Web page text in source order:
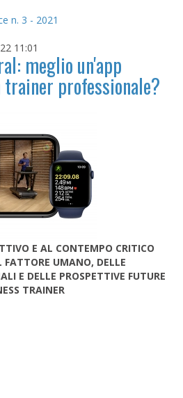
n. 3 - 2021
11:01
meglio un'app
trainer professionale?
E AL CONTEMPO CRITICO
FATTORE UMANO, DELLE
E DELLE PROSPETTIVE FUTURE
TRAINER